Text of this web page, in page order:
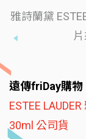
雅詩蘭黛
遠傳friDay購
ESTEE
30ml 公司貨